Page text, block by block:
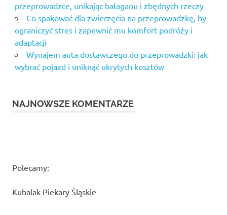
przeprowadzce, unikając bałaganu i zbędnych rzeczy
Co spakować dla zwierzęcia na przeprowadzkę, by
ograniczyć stres i zapewnić mu komfort podróży i
adaptacji
Wynajem auta dostawczego do przeprowadzki: jak
wybrać pojazd i uniknąć ukrytych kosztów
NAJNOWSZE KOMENTARZE
Polecamy:
Kubalak Piekary Śląskie